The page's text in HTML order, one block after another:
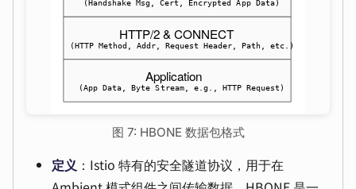
图 7: HBONE 数据包格式
定义 ：Istio 特有的安全隧道协议，用于在